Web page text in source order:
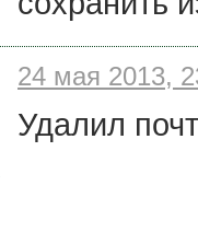
24 мая 2013,
Удалил